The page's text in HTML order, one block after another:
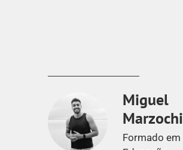
Miguel
Marzochi
Formado em